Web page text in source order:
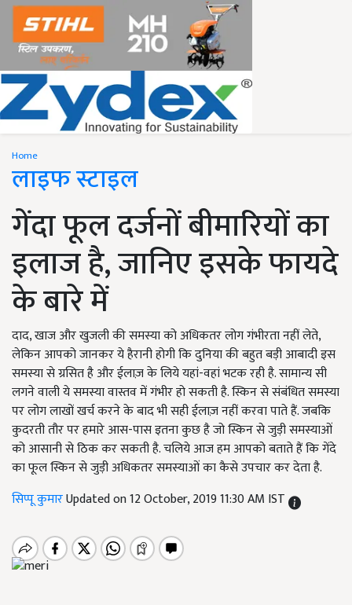
Home
लाइफ स्टाइल
गेंदा फूल दर्जनों बीमारियों का
इलाज है, जानिए इसके फायदे
के बारे में
दाद, खाज और खुजली की समस्या को अधिकतर लोग गंभीरता नहीं लेते,
लेकिन आपको जानकर ये हैरानी होगी कि दुनिया की बहुत बड़ी आबादी इस
समस्या से ग्रसित है और ईलाज़ के लिये यहां-वहां भटक रही है. सामान्य सी
लगने वाली ये समस्या वास्तव में गंभीर हो सकती है. स्किन से संबंधित समस्या
पर लोग लाखों खर्च करने के बाद भी सही ईलाज़ नहीं करवा पाते हैं. जबकि
कुदरती तौर पर हमारे आस-पास इतना कुछ है जो स्किन से जुड़ी समस्याओं
को आसानी से ठिक कर सकती है. चलिये आज हम आपको बताते हैं कि गेंदे
का फूल स्किन से जुड़ी अधिकतर समस्याओं का कैसे उपचार कर देता है.
सिप्पू कुमारUpdated on 12 October, 2019 11:30 AM IST